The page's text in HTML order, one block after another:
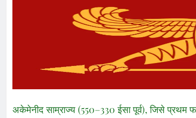
अकेमेनीद साम्राज्य (550–330 ईसा पूर्व), जिसे प्रथम